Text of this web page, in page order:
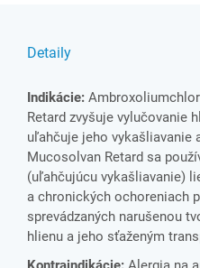
Detaily
Indikácie:
Retard zvyšuje vylučovanie
uľahčuje jeho vykašliavanie
Mucosolvan Retard sa
(uľahčujúcu vykašliavanie)
a chronických ochoreniach
sprevádzaných narušenou
hlienu a jeho sťaženým